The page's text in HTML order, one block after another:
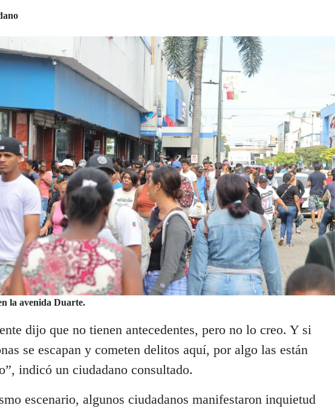
la avenida Duarte.
dijo que no tienen antecedentes, pero no lo creo. Y si
se escapan y cometen delitos aquí, por algo las están
indicó un ciudadano consultado.
escenario, algunos ciudadanos manifestaron inquietud